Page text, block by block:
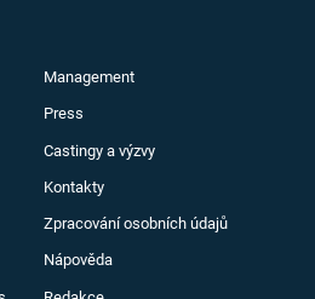
Management
Press
Castingy a výzvy
Kontakty
Zpracování osobních údajů
Nápověda